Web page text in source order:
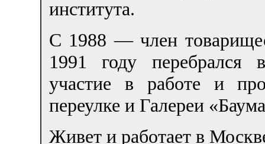
института.
С 1988 — член
1991 году перебрался
участие в работе и
переулке и Галереи
Живет и работает в